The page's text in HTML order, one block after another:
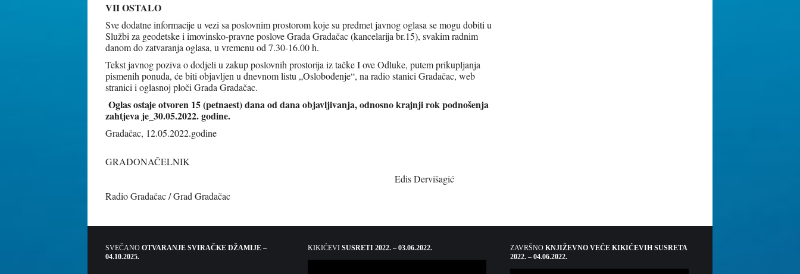
VII OSTALO
Sve dodatne informacije u vezi sa poslovnim prostorom koje su predmet javnog oglasa se mogu dobiti u
Službi za geodetske i imovinsko-pravne poslove Grada Gradačac (kancelarija br.15), svakim radnim
danom do zatvaranja oglasa, u vremenu od 7.30-16.00 h.
Tekst javnog poziva o dodjeli u zakup poslovnih prostorija iz tačke I ove Odluke, putem prikupljanja
pismenih ponuda, će biti objavljen u dnevnom listu „Oslobođenje“, na radio stanici Gradačac, web
stranici i oglasnoj ploči Grada Gradačac.
Oglas ostaje otvoren 15 (petnaest) dana od dana objavljivanja, odnosno krajnji rok podnošenja
zahtjeva je_30.05.2022. godine.
Gradačac, 12.05.2022.godine
GRADONAČELNIK
Edis Dervišagić
Radio Gradačac / Grad Gradačac
SVEČANO OTVARANJE SVIRAČKE DŽAMIJE –
04.10.2025.
KIKIĆEVI SUSRETI 2022. – 03.06.2022. ZAVRŠNO KNJIŽEVNO VEČE KIKIĆEVIH SUSRETA
2022. – 04.06.2022.